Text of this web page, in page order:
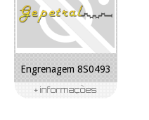
Engrenagem 8S0493